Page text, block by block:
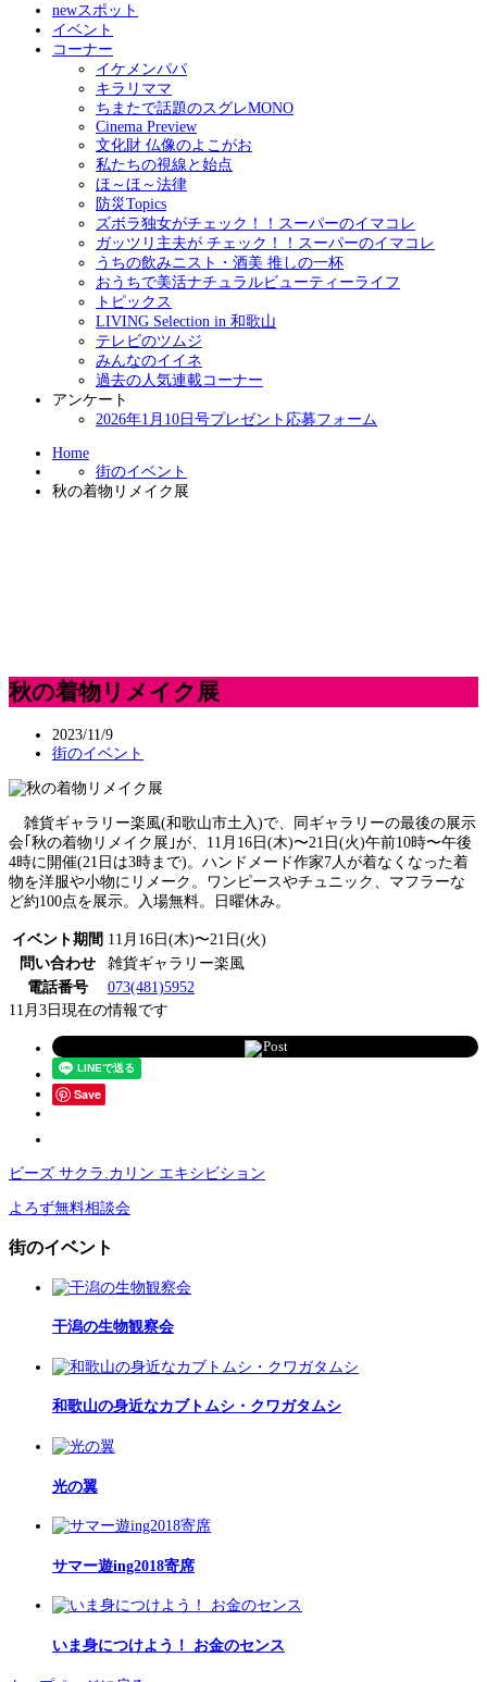
newスポット
イベント
コーナー
イケメンパパ
キラリママ
ちまたで話題のスグレMONO
Cinema Preview
文化財 仏像のよこがお
私たちの視線と始点
ほ～ほ～法律
防災Topics
ズボラ独女がチェック！！スーパーのイマコレ
ガッツリ主夫が チェック！！スーパーのイマコレ
うちの飲みニスト・酒美 推しの一杯
おうちで美活ナチュラルビューティーライフ
トピックス
LIVING Selection in 和歌山
テレビのツムジ
みんなのイイネ
過去の人気連載コーナー
アンケート
2026年1月10日号プレゼント応募フォーム
Home
街のイベント
秋の着物リメイク展
秋の着物リメイク展
2023/11/9
街のイベント
雑貨ギャラリー楽風(和歌山市土入)で、同ギャラリーの最後の展示
会｢秋の着物リメイク展｣が、11月16日(木)〜21日(火)午前10時〜午後
4時に開催(21日は3時まで)。ハンドメード作家7人が着なくなった着
物を洋服や小物にリメーク。ワンピースやチュニック、マフラーな
ど約100点を展示。入場無料。日曜休み。
イベント期間 11月16日(木)〜21日(火)
問い合わせ
雑貨ギャラリー楽風
電話番号
073(481)5952
11月3日現在の情報です
Post
Save
ビーズ サクラ.カリン エキシビション
よろず無料相談会
街のイベント
干潟の生物観察会
和歌山の身近なカブトムシ・クワガタムシ
光の翼
サマー遊ing2018寄席
いま身につけよう！ お金のセンス